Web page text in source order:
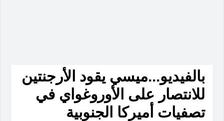
بالفيديو...ميسي يقود الأرجنتين
للانتصار على الأوروغواي في
تصفيات أميركا الجنوبية